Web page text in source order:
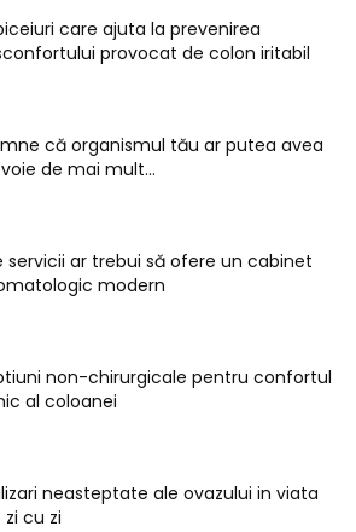
care ajuta la prevenirea
provocat de colon iritabil
că organismul tău ar putea avea
de mai mult...
servicii ar trebui să ofere un cabinet
modern
non-chirurgicale pentru confortul
al coloanei
neasteptate ale ovazului in viata
zi cu zi